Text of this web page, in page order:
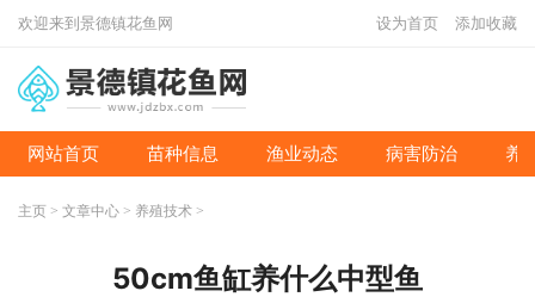
欢迎来到景德镇花鱼网 设为首页 添加收藏
网站首页 苗种信息 渔业动态 病害防治 养
主页 > 文章中心 > 养殖技术 >
50cm鱼缸养什么中型鱼